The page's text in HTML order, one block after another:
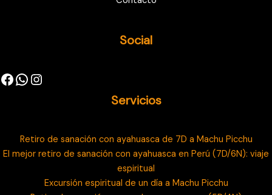
Social
Servicios
Retiro de sanación con ayahuasca de 7D a Machu Picchu
El mejor retiro de sanación con ayahuasca en Perú (7D/6N): viaje
espiritual
Excursión espiritual de un día a Machu Picchu